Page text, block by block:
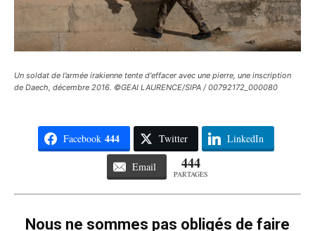
Un soldat de l’armée irakienne tente d'effacer avec une pierre, une inscription
de Daech, décembre 2016. ©GEAI LAURENCE/SIPA / 00792172_000080
Facebook 444 Twitter LinkedIn
Email 444
PARTAGES
Nous ne sommes pas obligés de faire